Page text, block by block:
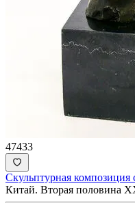
47433
Скульптурная композиция
Китай. Вторая половина